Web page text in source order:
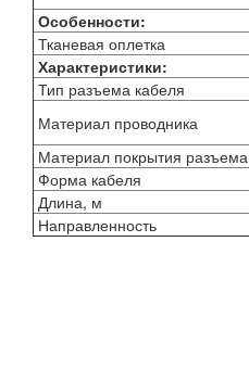
Особенности:
Тканевая оплетка
Характеристики:
Тип разъема кабеля
Материал проводника
Материал покрытия разъема
Форма кабеля
Длина, м
Направленность